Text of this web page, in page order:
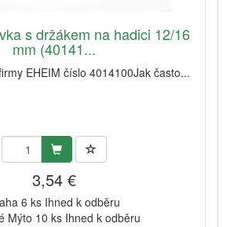
s držákem na hadici 12/16
mm (40141...
EHEIM číslo 4014100Jak často...
3,54 €
6 ks Ihned k odběru
Mýto 10 ks Ihned k odběru